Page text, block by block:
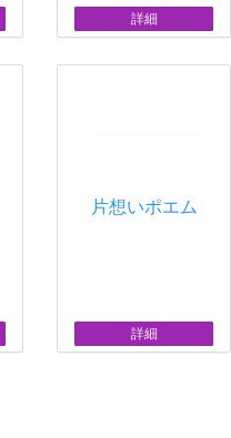
詳細
片想いポエム
詳細